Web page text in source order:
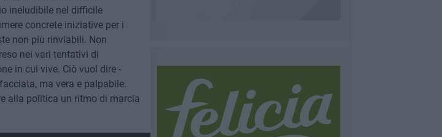
ineludibile nel difficile
concrete iniziative per i
non più rinviabili. Non
nei vari tentativi di
in cui vive. Ciò vuol dire -
ma vera e palpabile.
alla politica un ritmo di marcia